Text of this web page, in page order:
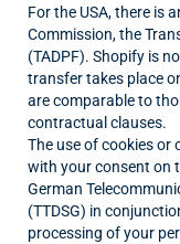
For the USA, there is
Commission, the
(TADPF). Shopify is
transfer takes place
are comparable to
contractual clauses.
The use of cookies or
with your consent on
German
(TTDSG) in
processing of your